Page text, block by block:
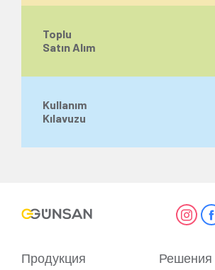
Toplu
Satın Alım
Kullanım
Kılavuzu
Продукция
Решения